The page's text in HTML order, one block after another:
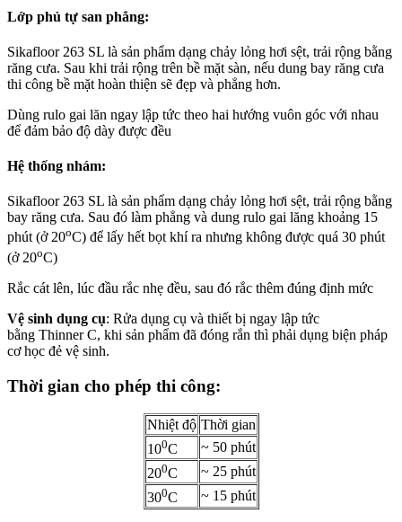
Lớp phủ tự san phẳng:
Sikafloor 263 SL là sản phẩm dạng chảy lỏng hơi sệt, trải rộng bằng
răng cưa. Sau khi trải rộng trên bề mặt sàn, nếu dung bay răng cưa
thi công bề mặt hoàn thiện sẽ đẹp và phẳng hơn.
Dùng rulo gai lăn ngay lập tức theo hai hướng vuôn góc với nhau
để đảm bảo độ dày được đều
Hệ thống nhám:
Sikafloor 263 SL là sản phẩm dạng chảy lỏng hơi sệt, trải rộng bằng
bay răng cưa. Sau đó làm phẳng và dung rulo gai lăng khoảng 15
phút (ở 20oC) để lấy hết bọt khí ra nhưng không được quá 30 phút
(ở 20oC)
Rắc cát lên, lúc đầu rắc nhẹ đều, sau đó rắc thêm đúng định mức
Vệ sinh dụng cụ: Rửa dụng cụ và thiết bị ngay lập tức
bằng Thinner C, khi sản phẩm đã đóng rắn thì phải dụng biện pháp
cơ học đẻ vệ sinh.
Thời gian cho phép thi công:
Nhiệt độ Thời gian
100C
~ 50 phút
200C
~ 25 phút
300C ~ 15 phút